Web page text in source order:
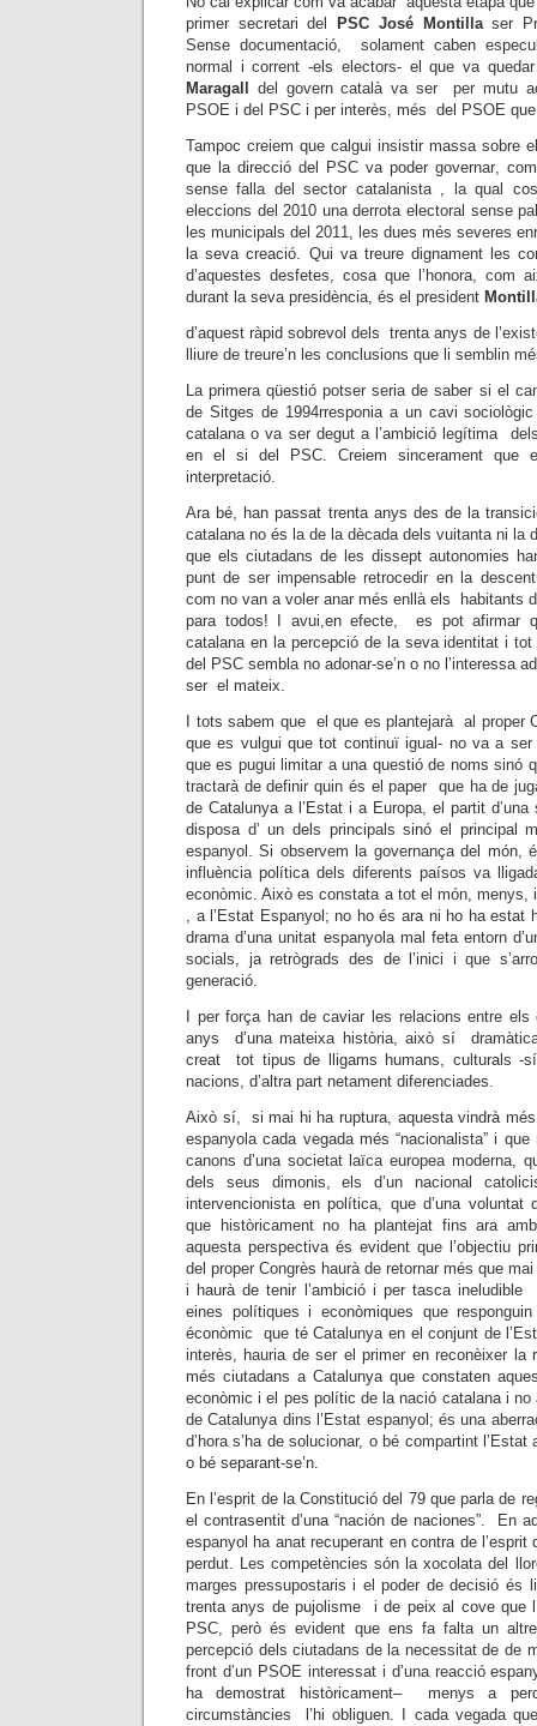
primer secretari del
PSC José Montillaser
Sense documentació, solament caben
normal i corrent -els electors- el que va
Maragall
del govern català va ser per mutu
PSOE i del PSC i per interès, més del PSOE
Tampoc creiem que calgui insistir massa sobre
que la direcció del PSC va poder governar,
sense falla del sector catalanista , la qual
eleccions del 2010 una derrota electoral sense
les municipals del 2011, les dues més severes
la seva creació. Qui va treure dignament les
d’aquestes desfetes, cosa que l’honora, com
durant la seva presidència, és el president
d’aquest ràpid sobrevol dels trenta anys de
lliure de treure’n les conclusions que li semblin
La primera qüestió potser seria de saber si el
de Sitges de 1994rresponia a un cavi
catalana o va ser degut a l’ambició legítima
en el si del PSC. Creiem sincerament que
interpretació.
Ara bé, han passat trenta anys des de la
catalana no és la de la dècada dels vuitanta ni la
que els ciutadans de les dissept autonomies
punt de ser impensable retrocedir en la
com no van a voler anar més enllà els habitants
para todos! I avui,en efecte, es pot afirmar
catalana en la percepció de la seva identitat i tot
del PSC sembla no adonar-se’n o no l’interessa
ser el mateix.
I tots sabem que el que es plantejarà al proper
que es vulgui que tot continuï igual- no va a
que es pugui limitar a una questió de noms sinó
tractarà de definir quin és el paper que ha de
de Catalunya a l’Estat i a Europa, el partit
disposa d’ un dels principals sinó el principal
espanyol. Si observem la governança del món,
influència política dels diferents paísos va
econòmic. Això es constata a tot el món, menys,
, a l’Estat Espanyol; no ho és ara ni ho ha estat
drama d’una unitat espanyola mal feta entorn
socials, ja retrògrads des de l’inici i que
generació.
I per força han de caviar les relacions entre
anys d’una mateixa història, això sí
creat tot tipus de lligams humans, culturals -
nacions, d’altra part netament diferenciades.
Això sí, si mai hi ha ruptura, aquesta vindrà més
espanyola cada vegada més “nacionalista” i
canons d’una societat laïca europea moderna,
dels seus dimonis, els d’un nacional
intervencionista en política, que d’una voluntat
que històricament no ha plantejat fins ara
aquesta perspectiva és evident que l’objectiu
del proper Congrès haurà de retornar més que
i haurà de tenir l’ambició i per tasca
eines polítiques i econòmiques que
éconòmic que té Catalunya en el conjunt de
interès, hauria de ser el primer en reconèixer la
més ciutadans a Catalunya que constaten
econòmic i el pes polític de la nació catalana i
de Catalunya dins l’Estat espanyol; és una
d’hora s’ha de solucionar, o bé compartint
o bé separant-se’n.
En l’esprit de la Constitució del 79 que parla de
el contrasentit d’una “nación de naciones”. En
espanyol ha anat recuperant en contra de
perdut. Les competències són la xocolata del
marges pressupostaris i el poder de decisió és
trenta anys de pujolisme i de peix al cove que
PSC, però és evident que ens fa falta un
percepció dels ciutadans de la necessitat de de
front d’un PSOE interessat i d’una reacció
ha demostrat històricament– menys a
circumstàncies l’hi obliguen. I cada vegada